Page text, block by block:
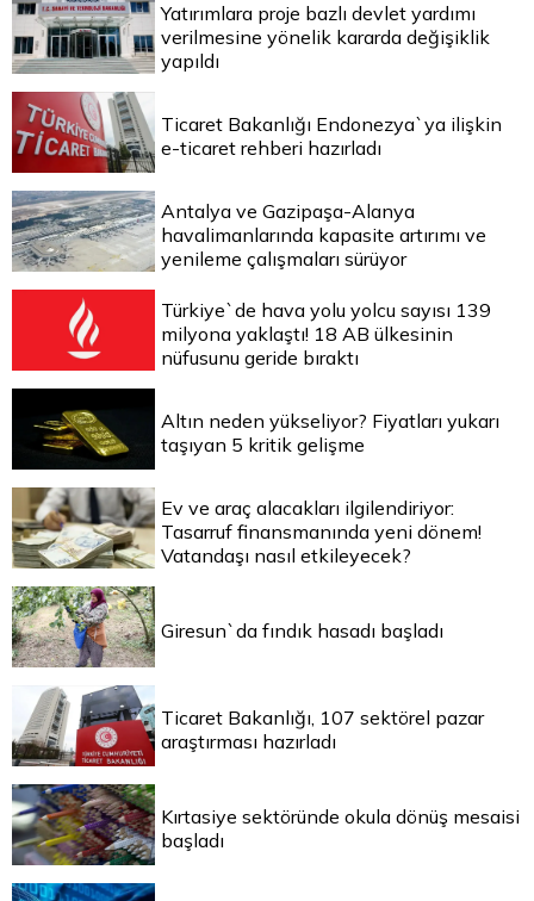
Yatırımlara proje bazlı devlet yardımı
verilmesine yönelik kararda değişiklik
yapıldı
Ticaret Bakanlığı Endonezya`ya ilişkin
e-ticaret rehberi hazırladı
Antalya ve Gazipaşa-Alanya
havalimanlarında kapasite artırımı ve
yenileme çalışmaları sürüyor
Türkiye`de hava yolu yolcu sayısı 139
milyona yaklaştı! 18 AB ülkesinin
nüfusunu geride bıraktı
Altın neden yükseliyor? Fiyatları yukarı
taşıyan 5 kritik gelişme
Ev ve araç alacakları ilgilendiriyor:
Tasarruf finansmanında yeni dönem!
Vatandaşı nasıl etkileyecek?
Giresun`da fındık hasadı başladı
Ticaret Bakanlığı, 107 sektörel pazar
araştırması hazırladı
Kırtasiye sektöründe okula dönüş mesaisi
başladı